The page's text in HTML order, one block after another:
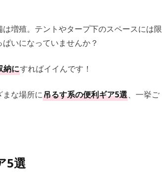
増殖。テントやタープ下のスペースには限
いになっていませんか？
納にすればイイんです！
な場所に吊るす系の便利ギア5選、一挙ご
5選